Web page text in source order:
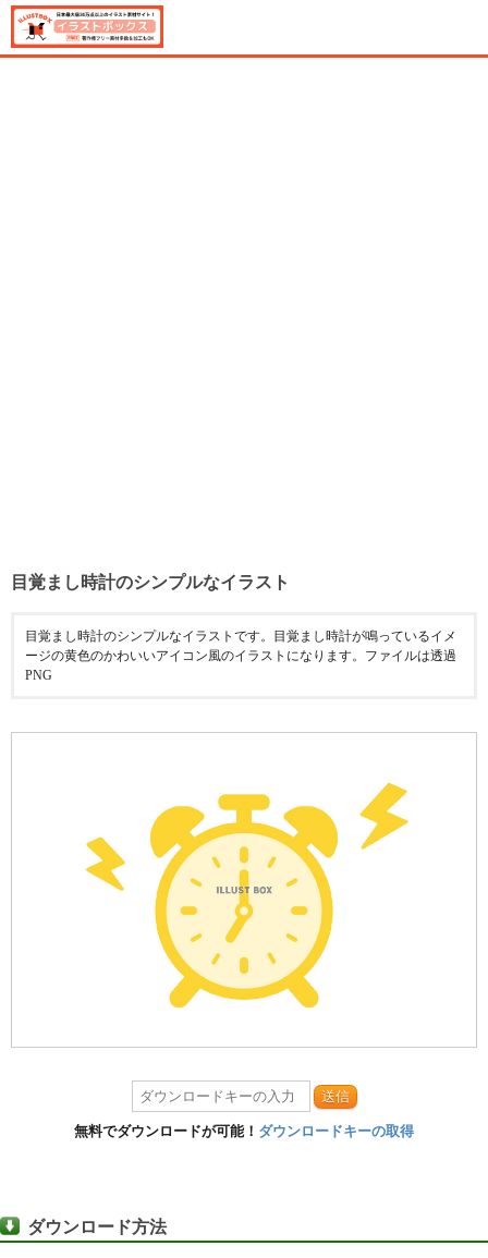
目覚まし時計のシンプルなイラスト
目覚まし時計のシンプルなイラストです。目覚まし時計が鳴っているイメ
ージの黄色のかわいいアイコン風のイラストになります。ファイルは透過
PNG
送信
無料でダウンロードが可能！ ダウンロードキーの取得
ダウンロード方法